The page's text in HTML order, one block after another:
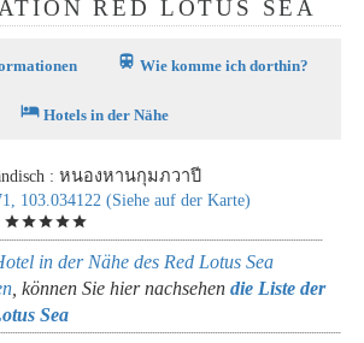
RED LOTUS SEA
train Wie komme ich dorthin?
hotelHotels in der Nähe
: หนองหานกุมภวาปี
103.034122 (Siehe auf der Karte)
starstarstarstarstar
in der Nähe des Red Lotus Sea
, können Sie hier nachsehendie Liste der
Sea